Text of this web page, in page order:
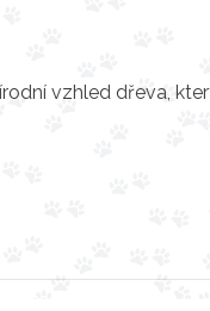
vzhled dřeva,